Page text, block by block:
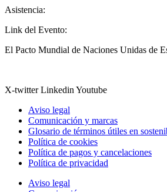
Asistencia:
Link del Evento:
El Pacto Mundial de Naciones Unidas de
X-twitter Linkedin Youtube
Aviso legal
Comunicación y marcas
Glosario de términos útiles en
Política de cookies
Política de pagos y cancelaciones
Política de privacidad
Aviso legal